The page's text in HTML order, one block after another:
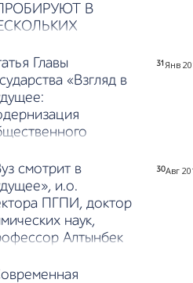
В
Главы
«Взгляд в
31 Янв
смотрит в
и.о.
ПГПИ, доктор
наук,
Алтынбек
30Авг